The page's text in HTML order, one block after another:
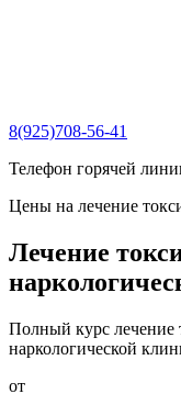
8(925)708-56-41
Телефон горячей
Цены на лечение
Лечение
Полный курс лечение
наркологической
от